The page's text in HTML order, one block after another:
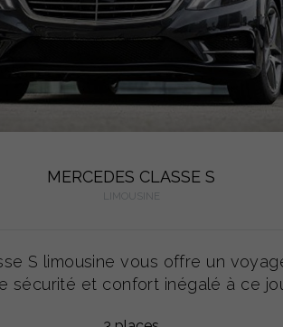
MERCEDES CLASSE S
LIMOUSINE
S limousine vous offre un
sécurité et confort inégalé à ce